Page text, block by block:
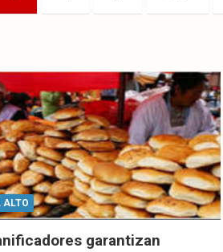
ALTO
garantizan